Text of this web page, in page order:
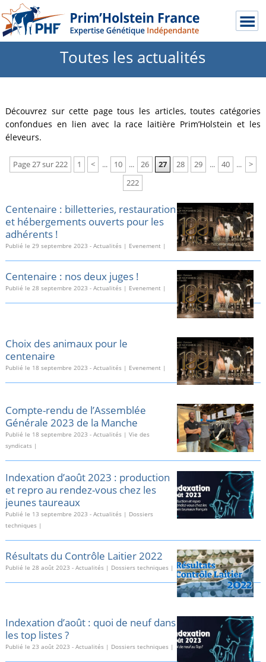
Toutes les actualités
Découvrez sur cette page tous les articles, toutes catégories
confondues en lien avec la race laitière Prim’Holstein et les
éleveurs.
Page 27 sur 222 1 < ... 10 ... 26 27 28 29 ... 40 ...
>
222
Centenaire : billetteries, restauration
et hébergements ouverts pour les
adhérents !
Publié le 29 septembre 2023 - Actualités| Evenement|
Centenaire : nos deux juges !
Publié le 28 septembre 2023 - Actualités| Evenement|
Choix des animaux pour le
centenaire
Publié le 18 septembre 2023 - Actualités| Evenement |
Compte-rendu de l’Assemblée
Générale 2023 de la Manche
Publié le 18 septembre 2023 - Actualités| Vie des
syndicats|
Indexation d’août 2023 : production
et repro au rendez-vous chez les
jeunes taureaux
Publié le 13 septembre 2023 - Actualités| Dossiers
techniques|
Résultats du Contrôle Laitier 2022
Publié le 28 août 2023 - Actualités| Dossiers techniques|
Indexation d’août : quoi de neuf dans
les top listes ?
Publié le 23 août 2023 - Actualités| Dossiers techniques|